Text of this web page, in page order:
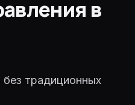
в
традиционных